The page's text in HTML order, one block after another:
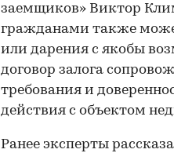
заемщиков» Виктор
гражданами также
или дарения с якобы
договор залога
требования и
действия с объектом
Ранее эксперты